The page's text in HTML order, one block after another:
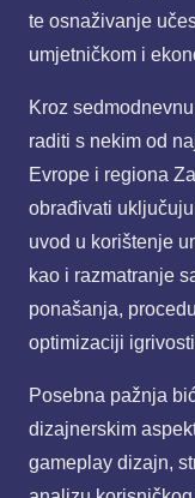
te osnaživanje
umjetničkom i
Kroz
raditi s nekim od
Evrope i regiona
obrađivati
uvod u korištenje
kao i razmatranje
ponašanja,
optimizaciji
Posebna pažnja
dizajnerskim
gameplay dizajn,